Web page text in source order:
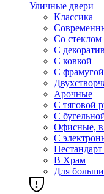
Уличные двери
Классика
Со стеклом
С
С ковкой
С фрамугой
Арочные
С тяговой
С
Офисные, в
С
Нестандарт
В Храм
Для